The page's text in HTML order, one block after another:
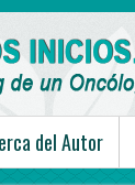
del Autor